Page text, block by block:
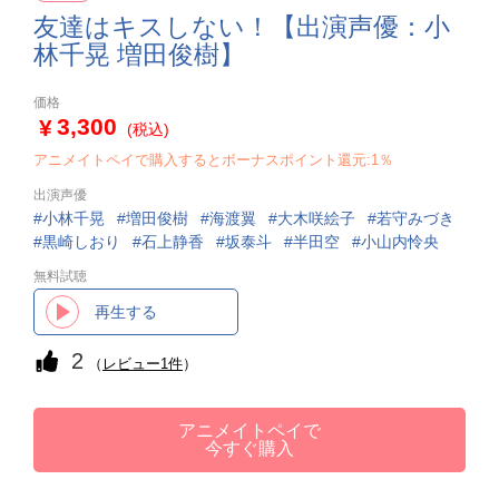
友達はキスしない！【出演声優：小
林千晃 増田俊樹】
価格
3,300 (税込)
アニメイトペイで購入するとボーナスポイント還元:1％
出演声優
小林千晃 増田俊樹 海渡翼 大木咲絵子
若守みづき
黒崎しおり
石上静香 坂泰斗 半田空 小山内怜央
無料試聴
再生する
2 （ レビュー1件）
アニメイトペイで
今すぐ購入